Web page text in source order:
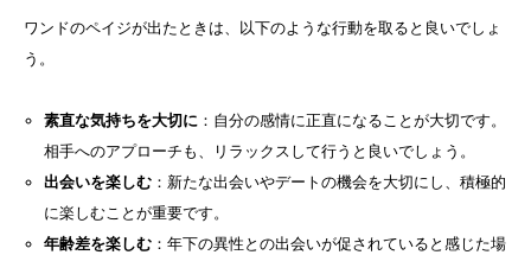
ワンドのペイジが出たときは、以下のような行動を取ると良いでしょ
う。
素直な気持ちを大切に：自分の感情に正直になることが大切です。
相手へのアプローチも、リラックスして行うと良いでしょう。
出会いを楽しむ：新たな出会いやデートの機会を大切にし、積極的
に楽しむことが重要です。
年齢差を楽しむ：年下の異性との出会いが促されていると感じた場